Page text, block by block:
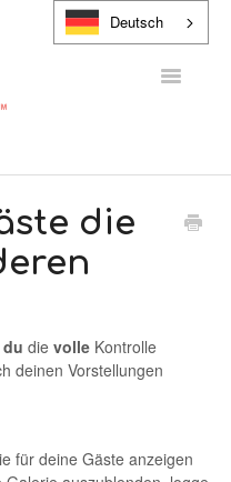
Deutsch
die
die volle Kontrolle
deinen Vorstellungen
für deine Gäste anzeigen